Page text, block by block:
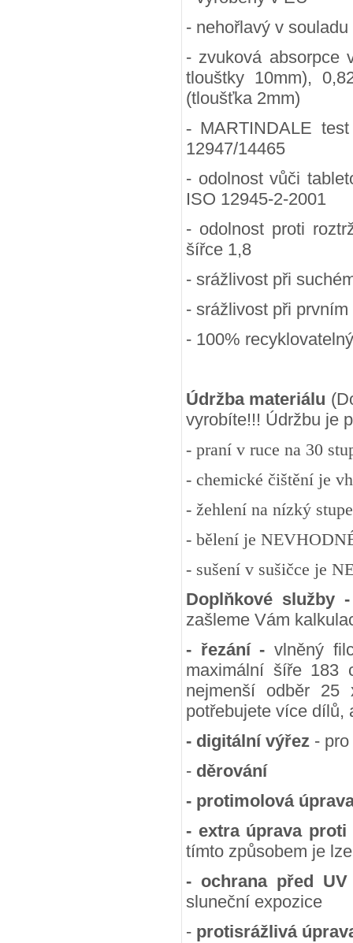
- nehořlavý v
- zvuková absorpce
tlouštky 10mm),
(tloušťka 2mm)
- MARTINDALE
12947/14465
- odolnost vůči
ISO 12945-2-2001
- odolnost proti
šířce 1,8
- srážlivost při
- srážlivost při
- 100% recyklovatelný
Údržba materiálu
vyrobíte!!! Údržbu je
- praní v ruce na 30
- chemické čištění je
- žehlení na nízký
- bělení je
- sušení v sušičce je
Doplňkové služby
zašleme Vám
- řezání - vlněný
maximální šíře 183
nejmenší odběr
potřebujete více dílů,
- digitální výřez -
- děrování
- protimolová
- extra úprava
tímto způsobem je
- ochrana před
sluneční expozice
- protisrážlivá